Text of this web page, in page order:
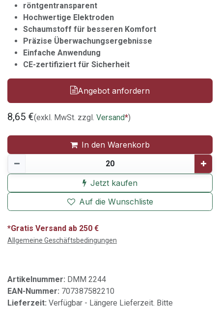
röntgentransparent
Hochwertige Elektroden
Schaumstoff für besseren Komfort
Präzise Überwachungsergebnisse
Einfache Anwendung
CE-zertifiziert für Sicherheit
Angebot anfordern
8,65 €(exkl. MwSt. zzgl. Versand*)
In den Warenkorb
Jetzt kaufen
Auf die Wunschliste
*Gratis Versand ab 250 €
Allgemeine Geschäftsbedingungen
Artikelnummer: DMM 2244
EAN-Nummer: 707387582210
Lieferzeit: Verfügbar - Längere Lieferzeit. Bitte